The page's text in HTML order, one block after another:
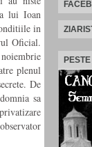
lui Ioan
in
Oficial.
plenul
De
sa